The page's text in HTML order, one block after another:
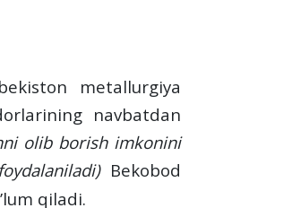
metallurgiya
navbatdan
olib borish imkonini
Bekobod
qiladi.